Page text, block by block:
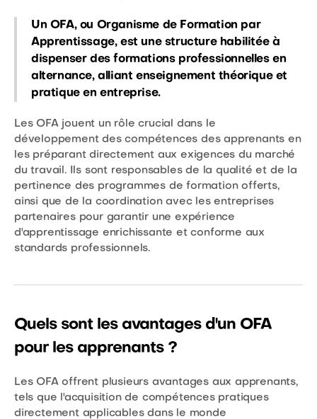
Un OFA, ou Organisme de Formation par
Apprentissage, est une structure habilitée à
dispenser des formations professionnelles en
alternance, alliant enseignement théorique et
pratique en entreprise.
Les OFA jouent un rôle crucial dans le
développement des compétences des apprenants en
les préparant directement aux exigences du marché
du travail. Ils sont responsables de la qualité et de la
pertinence des programmes de formation offerts,
ainsi que de la coordination avec les entreprises
partenaires pour garantir une expérience
d'apprentissage enrichissante et conforme aux
standards professionnels.
Quels sont les avantages d'un OFA
pour les apprenants ?
Les OFA offrent plusieurs avantages aux apprenants,
tels que l'acquisition de compétences pratiques
directement applicables dans le monde